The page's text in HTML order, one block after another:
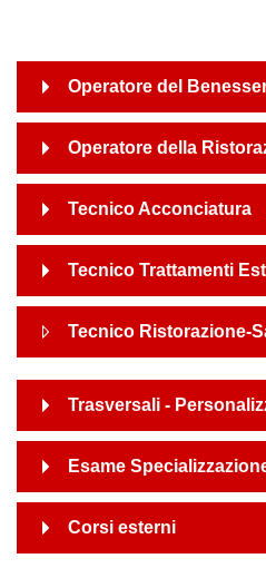
Operatore del
Operatore della
Tecnico Acconciatura
Tecnico Trattamenti
Tecnico Ristorazione-
Trasversali -
Esame
Corsi esterni